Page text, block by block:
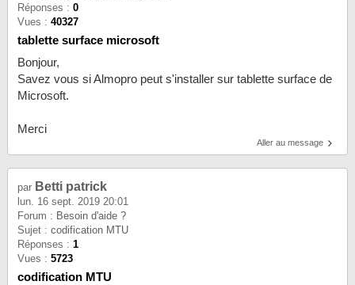
Réponses : 0
Vues : 40327
tablette surface microsoft
Bonjour,
Savez vous si Almopro peut s'installer sur tablette surface de
Microsoft.
Merci
Aller au message
par Betti patrick
lun. 16 sept. 2019 20:01
Forum : Besoin d'aide ?
Sujet : codification MTU
Réponses : 1
Vues : 5723
codification MTU